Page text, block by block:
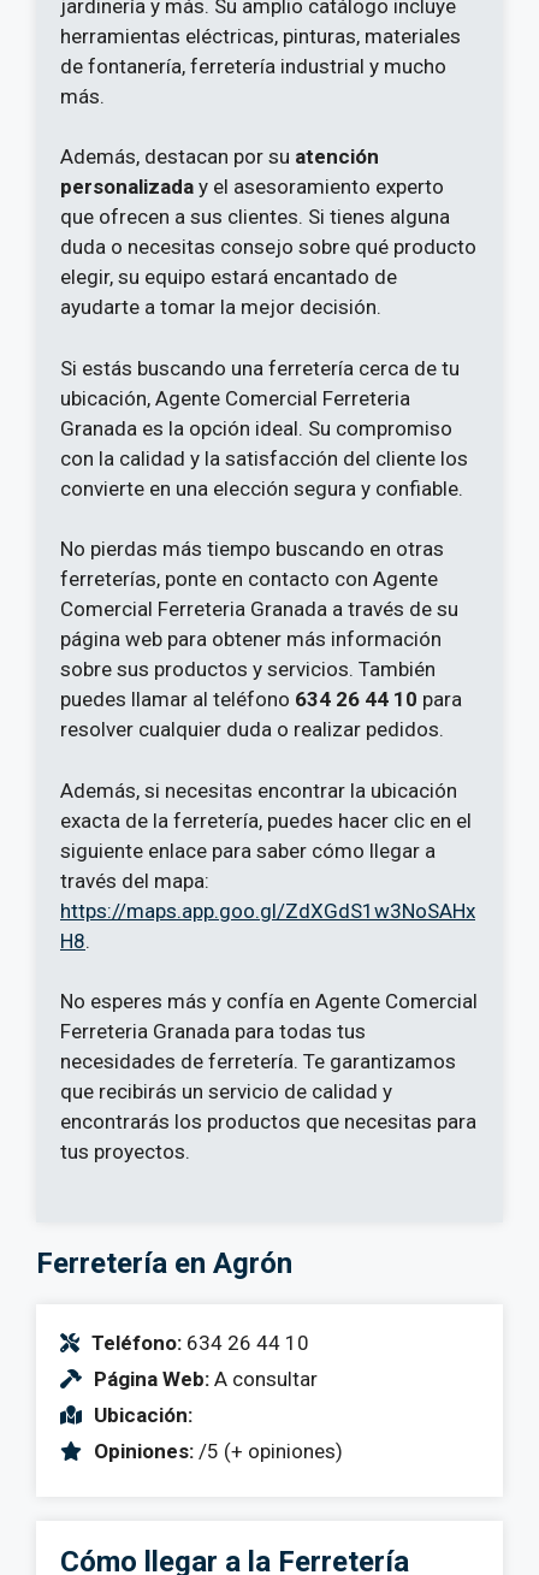
jardinería y más. Su amplio catálogo incluye
herramientas eléctricas, pinturas, materiales
de fontanería, ferretería industrial y mucho
más.
Además, destacan por su atención
personalizada y el asesoramiento experto
que ofrecen a sus clientes. Si tienes alguna
duda o necesitas consejo sobre qué producto
elegir, su equipo estará encantado de
ayudarte a tomar la mejor decisión.
Si estás buscando una ferretería cerca de tu
ubicación, Agente Comercial Ferreteria
Granada es la opción ideal. Su compromiso
con la calidad y la satisfacción del cliente los
convierte en una elección segura y confiable.
No pierdas más tiempo buscando en otras
ferreterías, ponte en contacto con Agente
Comercial Ferreteria Granada a través de su
página web para obtener más información
sobre sus productos y servicios. También
puedes llamar al teléfono 634 26 44 10 para
resolver cualquier duda o realizar pedidos.
Además, si necesitas encontrar la ubicación
exacta de la ferretería, puedes hacer clic en el
siguiente enlace para saber cómo llegar a
través del mapa:
https://maps.app.goo.gl/ZdXGdS1w3NoSAHx
H8.
No esperes más y confía en Agente Comercial
Ferreteria Granada para todas tus
necesidades de ferretería. Te garantizamos
que recibirás un servicio de calidad y
encontrarás los productos que necesitas para
tus proyectos.
Ferretería en Agrón
Teléfono: 634 26 44 10
Página Web: A consultar
Ubicación:
Opiniones: /5 (+ opiniones)
Cómo llegar a la Ferretería